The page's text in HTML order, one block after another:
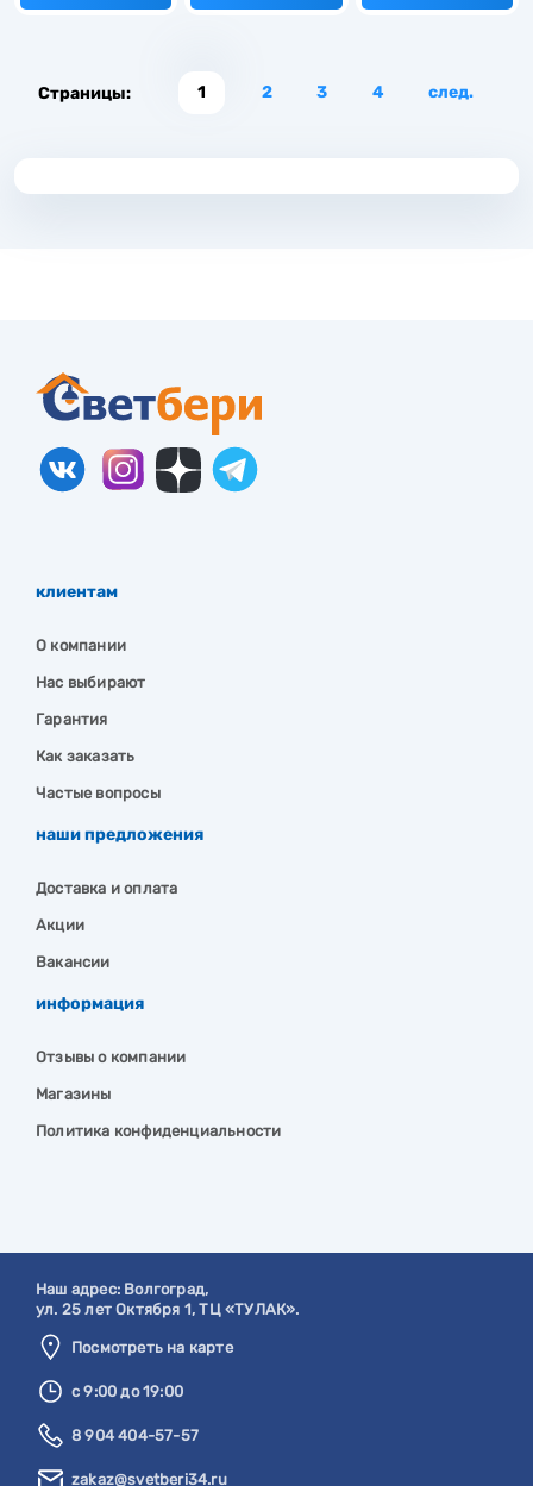
Страницы: 1 2 3 4 след.
клиентам
О компании
Нас выбирают
Гарантия
Как заказать
Частые вопросы
наши предложения
Доставка и оплата
Акции
Вакансии
информация
Отзывы о компании
Магазины
Политика конфиденциальности
Наш адрес: Волгоград,
ул. 25 лет Октября 1, ТЦ «ТУЛАК».
Посмотреть на карте
с 9:00 до 19:00
8 904 404-57-57
zakaz@svetberi34.ru